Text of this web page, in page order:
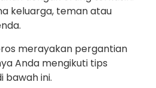
keluarga, teman atau
merayakan pergantian
Anda mengikuti tips
bawah ini.